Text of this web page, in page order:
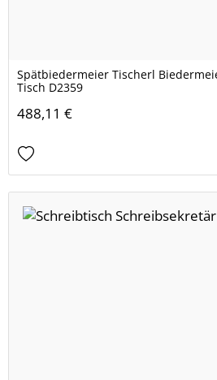
Spätbiedermeier Tischerl
Tisch D2359
488,11 €